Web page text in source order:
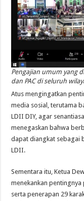
Pengajian umum yang
dan PAC di seluruh
Atus mengingatkan
media sosial, terutama
LDII DIY, agar
menegaskan bahwa
dapat diangkat sebagai
LDII.
Sementara itu, Ketua
menekankan
serta penerapan 29